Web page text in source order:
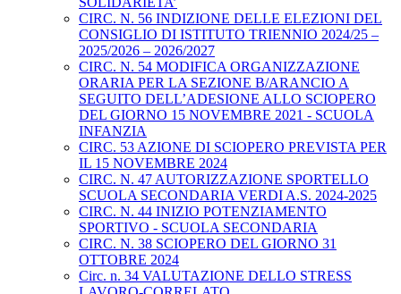
CIRC. N. 56 INDIZIONE DELLE ELEZIONI DEL
CONSIGLIO DI ISTITUTO TRIENNIO 2024/25 –
2025/2026 – 2026/2027
CIRC. N. 54 MODIFICA ORGANIZZAZIONE
ORARIA PER LA SEZIONE B/ARANCIO A
SEGUITO DELL’ADESIONE ALLO SCIOPERO
DEL GIORNO 15 NOVEMBRE 2021 - SCUOLA
INFANZIA
CIRC. 53 AZIONE DI SCIOPERO PREVISTA PER
IL 15 NOVEMBRE 2024
CIRC. N. 47 AUTORIZZAZIONE SPORTELLO
SCUOLA SECONDARIA VERDI A.S. 2024-2025
CIRC. N. 44 INIZIO POTENZIAMENTO
SPORTIVO - SCUOLA SECONDARIA
CIRC. N. 38 SCIOPERO DEL GIORNO 31
OTTOBRE 2024
Circ. n. 34 VALUTAZIONE DELLO STRESS